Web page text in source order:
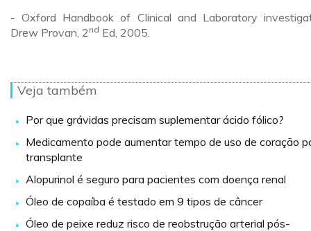
- Oxford Handbook of Clinical and Laboratory
Drew Provan, 2 nd Ed, 2005.
Veja também
Por que grávidas precisam suplementar ácido fólico?
Medicamento pode aumentar tempo de uso de coração
transplante
Alopurinol é seguro para pacientes com doença renal
Óleo de copaíba é testado em 9 tipos de câncer
Óleo de peixe reduz risco de reobstrução arterial pós-